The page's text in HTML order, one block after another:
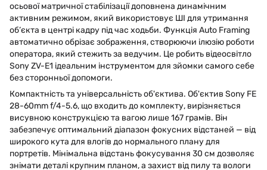
осьової матричної стабілізації доповнена динамічним
активним режимом, який використовує ШІ для утримання
об’єкта в центрі кадру під час ходьби. Функція Auto Framing
автоматично обрізає зображення, створюючи ілюзію роботи
оператора, який стежить за ведучим. Це робить відеосвітло
Sony ZV-E1 ідеальним інструментом для зйомки самого себе
без сторонньої допомоги.
Компактність та універсальність об'єктива. Об'єктив Sony FE
28-60mm f/4-5.6, що входить до комплекту, вирізняється
висувною конструкцією та вагою лише 167 грамів. Він
забезпечує оптимальний діапазон фокусних відстаней — від
широкого кута для влогів до нормального плану для
портретів. Мінімальна відстань фокусування 30 см дозволяє
знімати деталі крупним планом, а захист від пилу та вологи